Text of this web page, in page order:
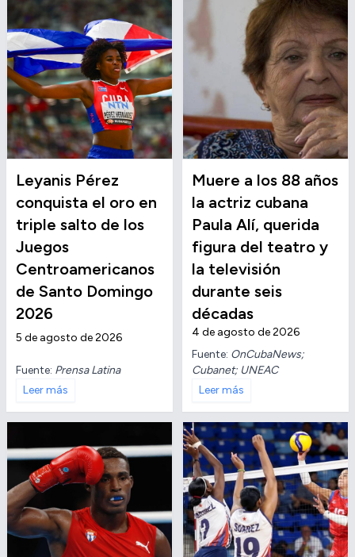
Leyanis Pérez
conquista el oro en
triple salto de los
Juegos
Centroamericanos
de Santo Domingo
2026
5 de agosto de 2026
Fuente: Prensa Latina
Leer más
Muere a los 88 años
la actriz cubana
Paula Alí, querida
figura del teatro y
la televisión
durante seis
décadas
4 de agosto de 2026
Fuente: OnCubaNews;
Cubanet; UNEAC
Leer más